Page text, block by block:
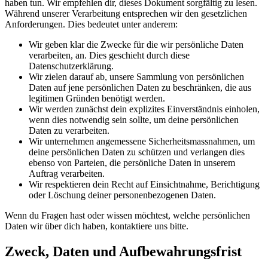
haben tun. Wir empfehlen dir, dieses Dokument sorgfältig zu lesen.
Während unserer Verarbeitung entsprechen wir den gesetzlichen
Anforderungen. Dies bedeutet unter anderem:
Wir geben klar die Zwecke für die wir persönliche Daten
verarbeiten, an. Dies geschieht durch diese
Datenschutzerklärung.
Wir zielen darauf ab, unsere Sammlung von persönlichen
Daten auf jene persönlichen Daten zu beschränken, die aus
legitimen Gründen benötigt werden.
Wir werden zunächst dein explizites Einverständnis einholen,
wenn dies notwendig sein sollte, um deine persönlichen
Daten zu verarbeiten.
Wir unternehmen angemessene Sicherheitsmassnahmen, um
deine persönlichen Daten zu schützen und verlangen dies
ebenso von Parteien, die persönliche Daten in unserem
Auftrag verarbeiten.
Wir respektieren dein Recht auf Einsichtnahme, Berichtigung
oder Löschung deiner personenbezogenen Daten.
Wenn du Fragen hast oder wissen möchtest, welche persönlichen
Daten wir über dich haben, kontaktiere uns bitte.
Zweck, Daten und Aufbewahrungsfrist